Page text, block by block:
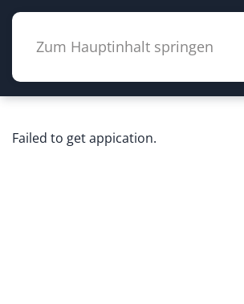
Zum Hauptinhalt springen
Failed to get appication.